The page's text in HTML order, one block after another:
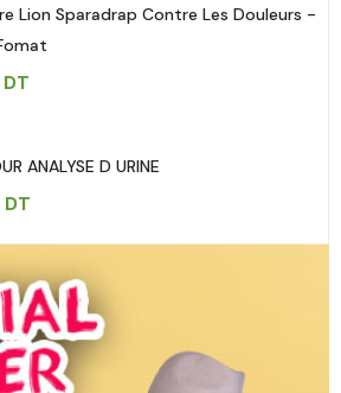
Lion Sparadrap Contre Les Douleurs -
DT
ANALYSE D URINE
DT